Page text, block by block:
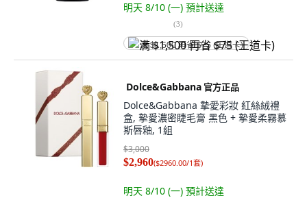
明天 8/10 (一) 預計送達
(3)
满 $1,500 再省 $75 (王道卡)
Dolce&Gabbana 官方正品
Dolce&Gabbana 摯愛彩妝 紅絲絨禮
盒, 摯愛濃密睫毛膏 黑色 + 摯愛柔霧慕
斯唇釉, 1組
$3,000
$2,960($2960.00/1套)
明天 8/10 (一) 預計送達